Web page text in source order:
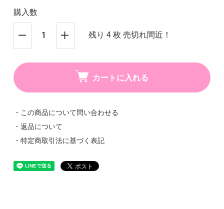
購入数
残り 4 枚 売切れ間近！
カートに入れる
・この商品について問い合わせる
・返品について
・特定商取引法に基づく表記